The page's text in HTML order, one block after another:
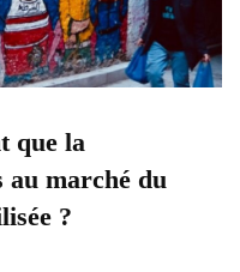
que la
au marché du
?